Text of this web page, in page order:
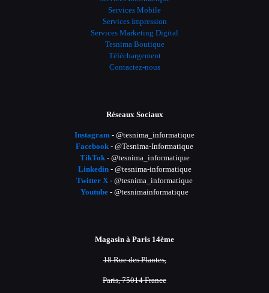
Services Mobile
Services Impression
Services Marketing Digital
Tesnima Boutique
Téléchargement
Contactez-nous
Réseaux Sociaux
Instagram - @tesnima_informatique
Facebook - @Tesnima-Informatique
TikTok- @tesnima_informatique
Linkedin- @tesnima-informatique
Twitter X - @tesnima_informatique
Youtube - @tesnimainformatique
Magasin à Paris 14ème
18 Rue des Plantes,
Paris, 75014 France